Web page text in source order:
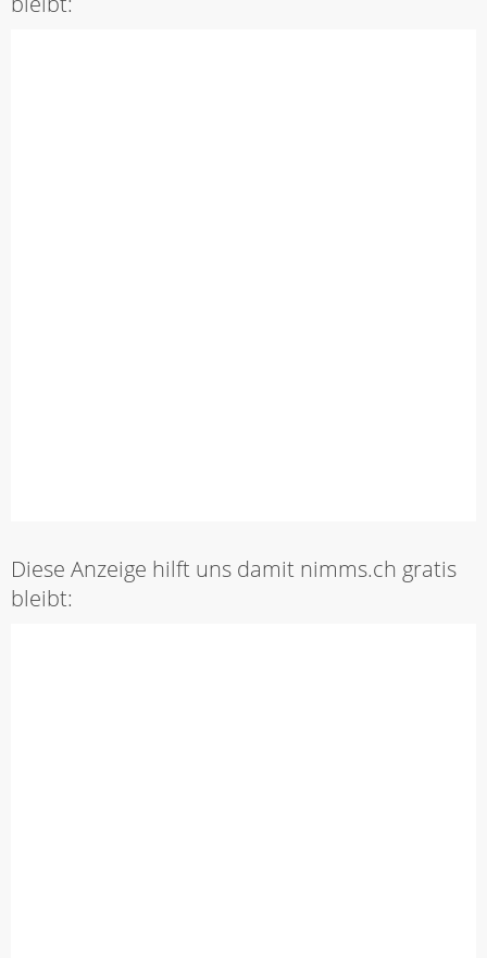
Diese Anzeige hilft uns damit nimms.ch gratis
bleibt: